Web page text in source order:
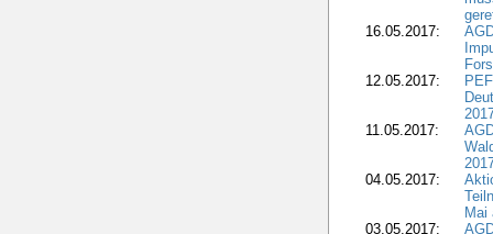
16.05.2017:
12.05.2017:
11.05.2017:
04.05.2017:
Mai
03.05.2017: